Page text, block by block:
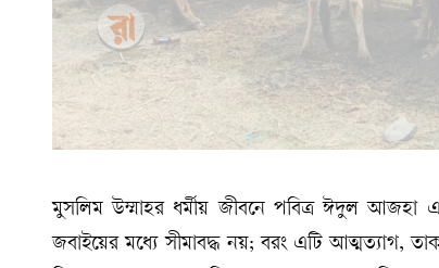
মুসলিম উম্মাহর ধর্মীয় জীবনে পবিত্র ঈদুল
জবাইয়ের মধ্যে সীমাবদ্ধ নয়; বরং এটি আত্মত্যাগ,